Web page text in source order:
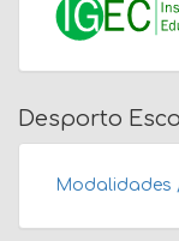
Desporto
Modalidades